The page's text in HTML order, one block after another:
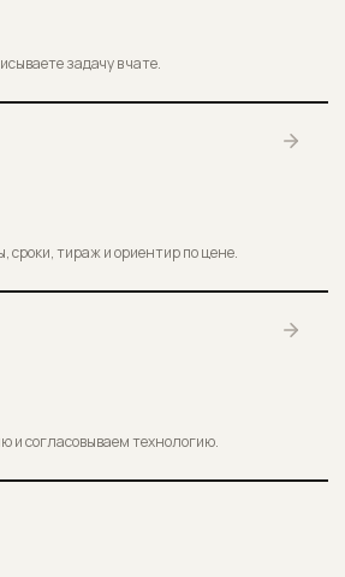
задачу в чате.
сроки, тираж и ориентир по цене.
и согласовываем технологию.